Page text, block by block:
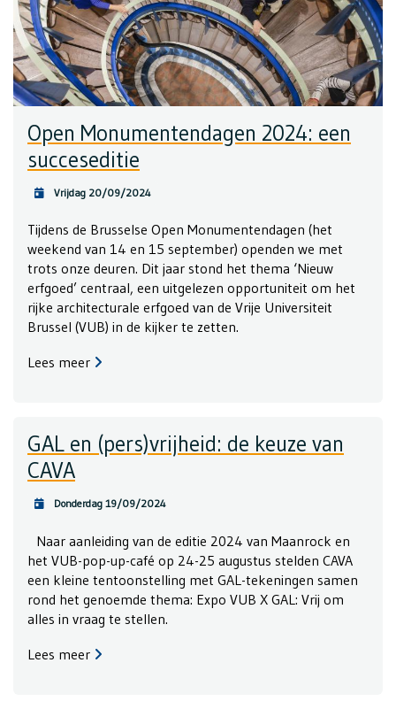
Open Monumentendagen 2024: een
succeseditie
Vrijdag 20/09/2024
Tijdens de Brusselse Open Monumentendagen (het
weekend van 14 en 15 september) openden we met
trots onze deuren. Dit jaar stond het thema ‘Nieuw
erfgoed’ centraal, een uitgelezen opportuniteit om het
rijke architecturale erfgoed van de Vrije Universiteit
Brussel (VUB) in de kijker te zetten.
Lees meer
GAL en (pers)vrijheid: de keuze van
CAVA
Donderdag 19/09/2024
Naar aanleiding van de editie 2024 van Maanrock en
het VUB-pop-up-café op 24-25 augustus stelden CAVA
een kleine tentoonstelling met GAL-tekeningen samen
rond het genoemde thema: Expo VUB X GAL: Vrij om
alles in vraag te stellen.
Lees meer